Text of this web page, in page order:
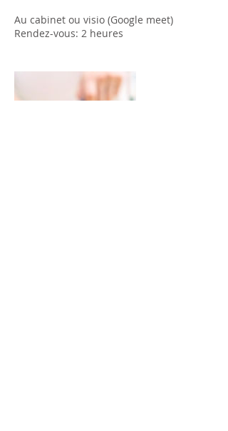
Au cabinet ou visio (Google meet)
Rendez-vous: 2 heures